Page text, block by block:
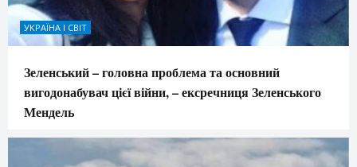
УКРАЇНА І СВІТ
Зеленський – головна проблема та основний
вигодонабувач цієї війни, – ексречниця Зеленського
Мендель